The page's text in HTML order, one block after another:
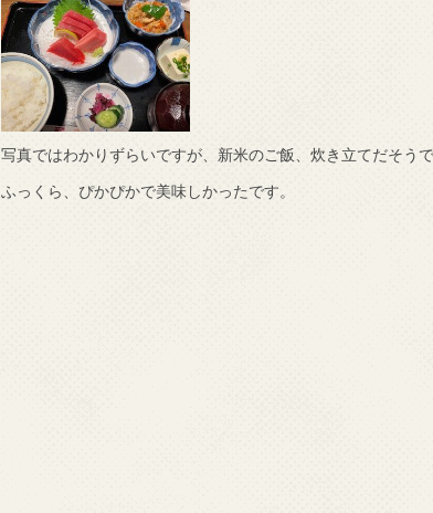
写真ではわかりずらいですが、新米のご飯、炊き立てだそうで
ふっくら、ぴかぴかで美味しかったです。